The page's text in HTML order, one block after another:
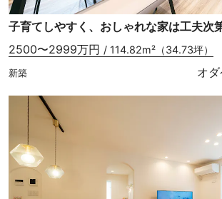
子育てしやすく、おしゃれな家は工夫次
2500〜2999万円 / 114.82m²（34.73坪）
新築 オ